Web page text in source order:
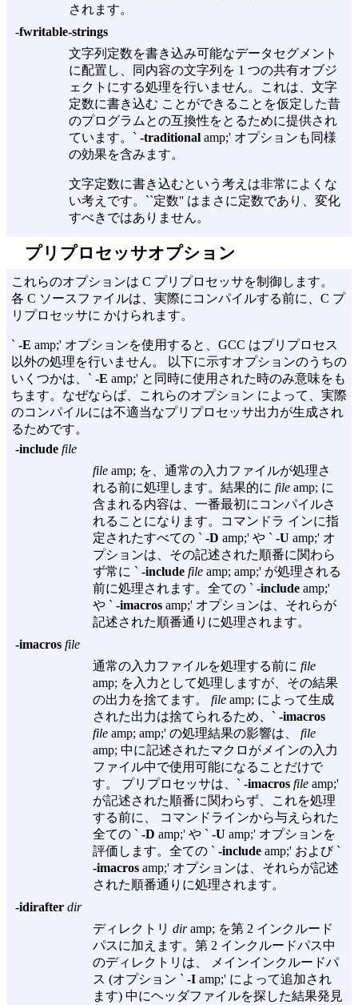
されます。
-fwritable-strings
文字列定数を書き込み可能なデータセグメント
に配置し、同内容の文字列を 1 つの共有オブジ
ェクトにする処理を行いません。これは、文字
定数に書き込む ことができることを仮定した昔
のプログラムとの互換性をとるために提供され
ています。` -traditional amp;' オプションも同様
の効果を含みます。
文字定数に書き込むという考えは非常によくな
い考えです。``定数'' はまさに定数であり、変化
すべきではありません。
プリプロセッサオプション
これらのオプションは C プリプロセッサを制御します。
各 C ソースファイルは、実際にコンパイルする前に、C プ
リプロセッサに かけられます。
` -E amp;' オプションを使用すると、GCC はプリプロセス
以外の処理を行いません。 以下に示すオプションのうちの
いくつかは、` -E amp;' と同時に使用された時のみ意味をも
ちます。なぜならば、これらのオプション によって、実際
のコンパイルには不適当なプリプロセッサ出力が生成され
るためです。
-include file
file amp; を、通常の入力ファイルが処理さ
れる前に処理します。結果的に file amp; に
含まれる内容は、一番最初にコンパイルさ
れることになります。コマンドラ インに指
定されたすべての ` -D amp;' や ` -U amp;' オ
プションは、その記述された順番に関わら
ず常に ` -include file amp; amp;' が処理される
前に処理されます。全ての ` -include amp;'
や ` -imacros amp;' オプションは、それらが
記述された順番通りに処理されます。
-imacros file
通常の入力ファイルを処理する前に file
amp; を入力として処理しますが、その結果
の出力を捨てます。 file amp; によって生成
された出力は捨てられるため、` -imacros
file amp; amp;' の処理結果の影響は、 file
amp; 中に記述されたマクロがメインの入力
ファイル中で使用可能になることだけで
す。 プリプロセッサは、` -imacros file amp;'
が記述された順番に関わらず、これを処理
する前に、 コマンドラインから与えられた
全ての ` -D amp;' や ` -U amp;' オプションを
評価します。全ての ` -include amp;' および `
-imacros amp;' オプションは、それらが記述
された順番通りに処理されます。
-idirafter dir
ディレクトリ diramp; を第 2 インクルード
パスに加えます。第 2 インクルードパス中
のディレクトリは、 メインインクルードパ
ス (オプション ` -I amp;' によって追加され
ます) 中にヘッダファイルを探した結果発見